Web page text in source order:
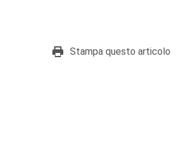
Stampa questo articolo